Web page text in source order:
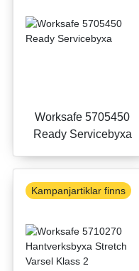
Worksafe 5705450
Ready Servicebyxa
Kampanjartiklar finns